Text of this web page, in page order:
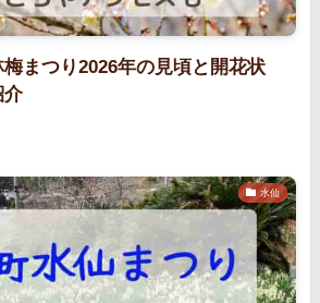
まつり2026年の見頃と開花状
介
水仙